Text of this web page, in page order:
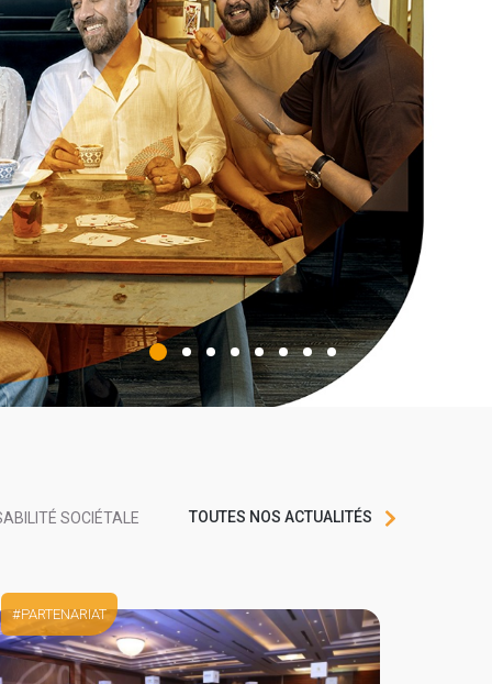
TOUTES NOS ACTUALITÉS
SOCIÉTALE
PARTENARIAT